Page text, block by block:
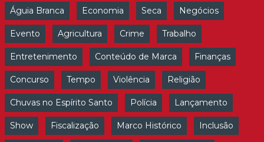
Águia Branca Economia Seca Negócios
Evento Agricultura Crime Trabalho
Entretenimento Conteúdo de Marca Finanças
Concurso Tempo Violência Religião
Chuvas no Espírito Santo Polícia Lançamento
Show Fiscalização Marco Histórico Inclusão